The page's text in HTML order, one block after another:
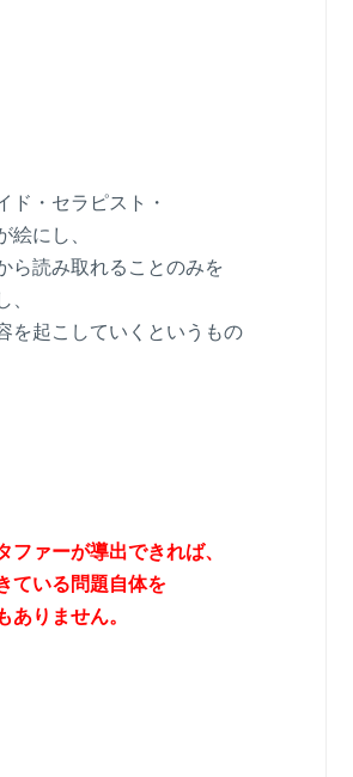
ド・セラピスト・
絵にし、
ら読み取れることのみを
を起こしていくというもの
ファーが導出できれば、
ている問題自体を
ありません。